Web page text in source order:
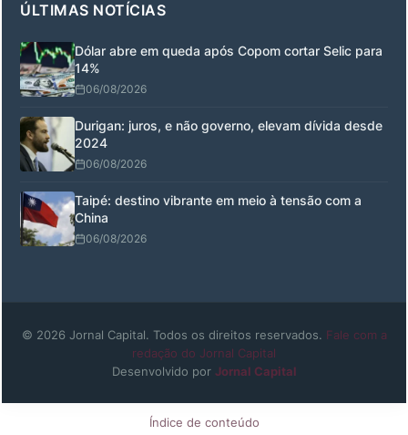
ÚLTIMAS NOTÍCIAS
Dólar abre em queda após Copom cortar Selic para
14%
06/08/2026
Durigan: juros, e não governo, elevam dívida desde
2024
06/08/2026
Taipé: destino vibrante em meio à tensão com a
China
06/08/2026
© 2026 Jornal Capital. Todos os direitos reservados. Fale com a
redação do Jornal Capital
Desenvolvido por Jornal Capital
Índice de conteúdo